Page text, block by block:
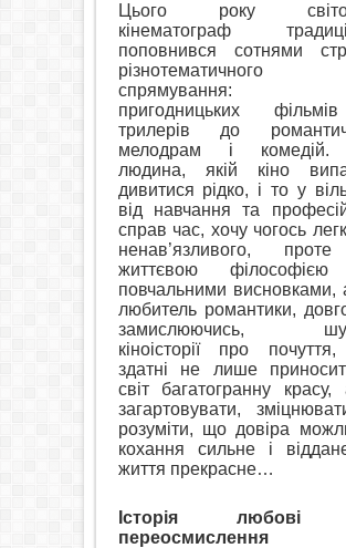
Цього року
кінематограф
поповнився сотнями
різнотематичного
спрямування:
пригодницьких
трилерів до
мелодрам і комедій.
людина, якій кіно
дивитися рідко, і то у
від навчання та
справ час, хочу чогось
ненав’язливого,
життєвою
повчальними висновками,
любитель романтики,
замислюючись,
кіноісторії про почуття,
здатні не лише
світ багатогранну
загартовувати,
розуміти, що довіра
кохання сильне і
життя прекрасне…
Історія любові
переосмислення